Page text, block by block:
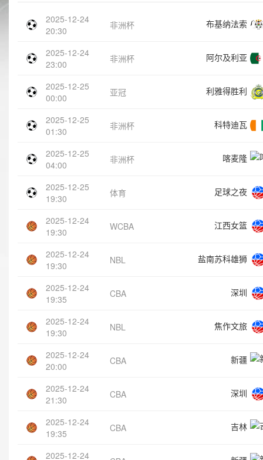
2025-12-24
20:30
非洲杯 布基纳法索
2025-12-24
23:00
非洲杯 阿尔及利亚
2025-12-25
00:00
亚冠 利雅得胜利
2025-12-25
01:30
非洲杯 科特迪瓦
2025-12-25
04:00
非洲杯 喀麦隆
2025-12-25
19:30
体育 足球之夜
2025-12-24
19:30
WCBA 江西女篮
2025-12-24
19:30
NBL 盐南苏科雄狮
2025-12-24
19:35
CBA 深圳
2025-12-24
19:30
NBL 焦作文旅
2025-12-24
20:00
CBA 新疆
2025-12-24
21:30
CBA 深圳
2025-12-24
19:35
CBA 吉林
2025-12-24